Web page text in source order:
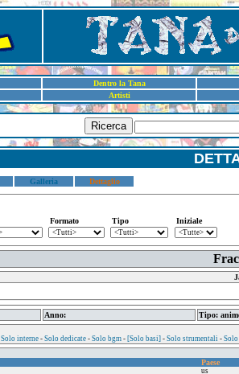
Dentro la Tana
Artisti
Ricerca
Galleria Dettaglio
Formato Tipo Iniziale
Anno:
Tipo:
Solo interne - Solo dedicate - Solo bgm - [Solo basi] - Solo strumentali - Solo
Paese
us